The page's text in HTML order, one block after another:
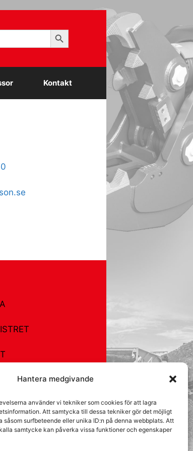
Hantera medgivande
använder vi tekniker som cookies för att lagra
Att samtycka till dessa tekniker gör det möjligt
såsom surfbeteende eller unika ID:n på denna webbplats. Att
samtycke kan påverka vissa funktioner och egenskaper
Sökknapp
Kontakt